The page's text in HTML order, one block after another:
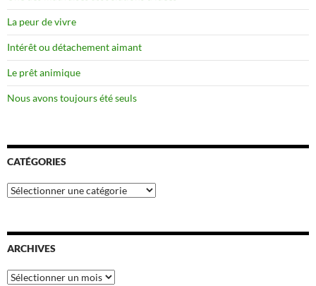
La peur de vivre
Intérêt ou détachement aimant
Le prêt animique
Nous avons toujours été seuls
CATÉGORIES
Catégories
ARCHIVES
Archives